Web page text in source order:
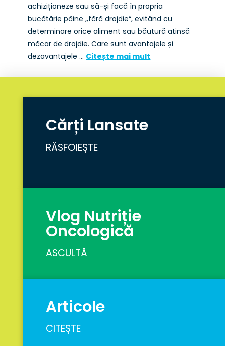
achiziționeze sau să-și facă în propria
bucătărie pâine „fără drojdie“, evitând cu
determinare orice aliment sau băutură atinsă
măcar de drojdie. Care sunt avantajele și
dezavantajele … Citește mai mult
Cărți Lansate
RĂSFOIEȘTE
Vlog Nutriție
Oncologică
ASCULTĂ
Articole
CITEȘTE